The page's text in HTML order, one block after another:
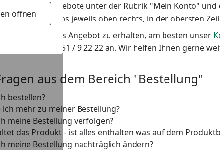
öffnen
Sie alle Angebote unter der Rubrik "Mein Konto"
den Onlineshops jeweils oben rechts, in der obersten
ein individuelles Angebot zu erhalten, am besten unser
07051 / 9 22 22 an. Wir helfen Ihnen gerne
aus dem Bereich "Bestellung"
bestellen?
mehr zu meiner Bestellung?
meine Bestellung verfolgen?
das Produkt - ist alles enthalten was auf dem
meine Bestellung nachträglich ändern?